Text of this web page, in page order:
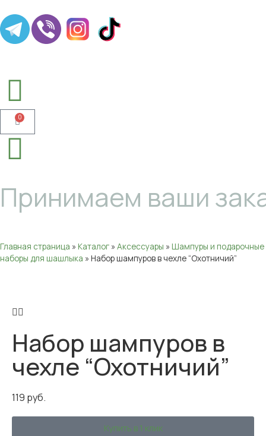
0
Принимаем ваши
Главная страница » Каталог » Аксессуары » Шампуры и подарочные
наборы для шашлыка » Набор шампуров в чехле “Охотничий”
Набор шампуров в
чехле “Охотничий”
119 руб.
Купить в 1 клик